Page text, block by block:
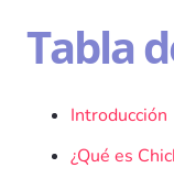
Tabla
Introducción
¿Qué es